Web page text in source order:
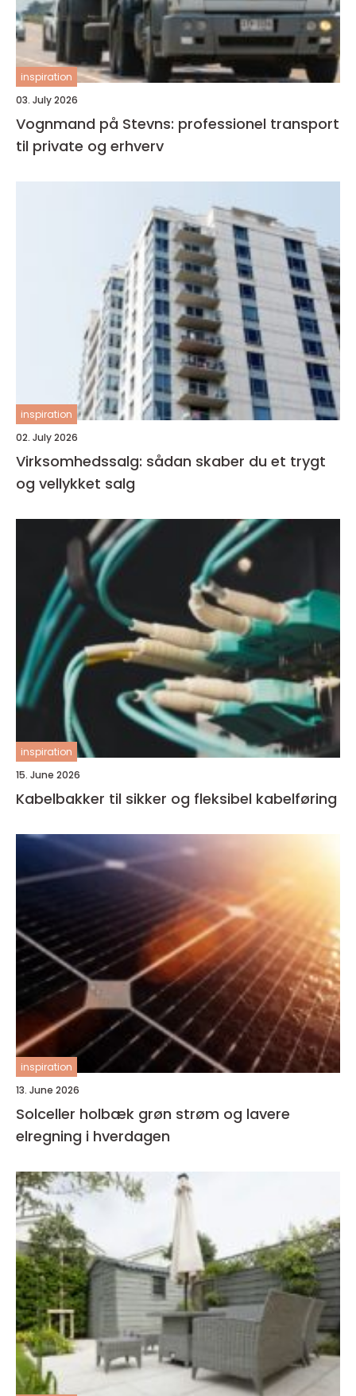
inspiration
03. July 2026
Vognmand på Stevns: professionel transport
til private og erhverv
inspiration
02. July 2026
Virksomhedssalg: sådan skaber du et trygt
og vellykket salg
inspiration
15. June 2026
Kabelbakker til sikker og fleksibel kabelføring
inspiration
13. June 2026
Solceller holbæk grøn strøm og lavere
elregning i hverdagen